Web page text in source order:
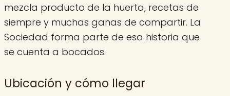
mezcla producto de la huerta, recetas de
siempre y muchas ganas de compartir. La
Sociedad forma parte de esa historia que
se cuenta a bocados.
Ubicación y cómo llegar